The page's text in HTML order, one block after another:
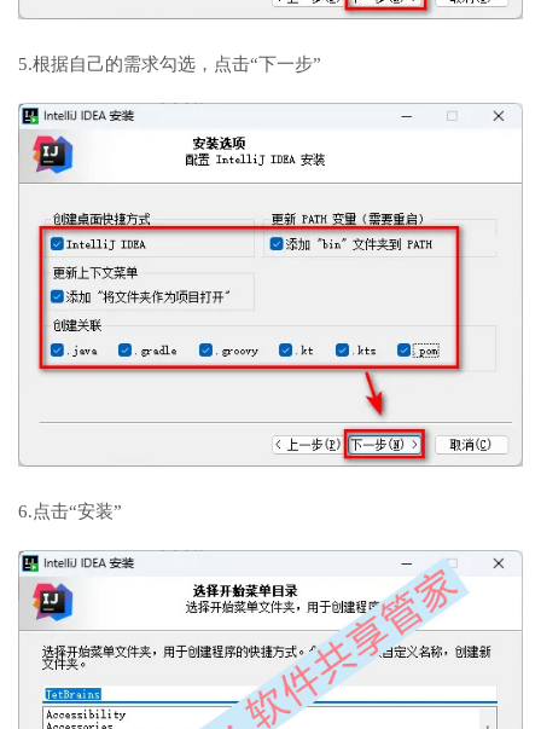
5.根据自己的需求勾选，点击“下一步”
6.点击“安装”